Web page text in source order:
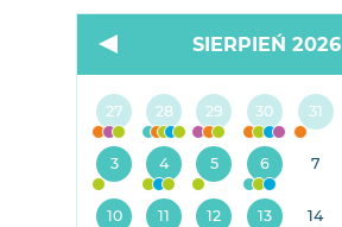
SIERPIEŃ 2026
27 28 29 30 31
3 4 5 6 7
10 11 12 13 14